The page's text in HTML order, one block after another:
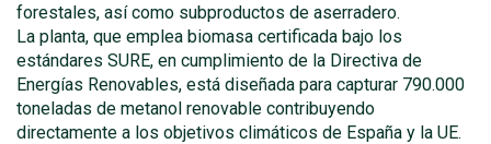
forestales, así como subproductos de aserradero.
La planta, que emplea biomasa certificada bajo los
estándares SURE, en cumplimiento de la Directiva de
Energías Renovables, está diseñada para capturar 790.000
toneladas de metanol renovable contribuyendo
directamente a los objetivos climáticos de España y la UE.